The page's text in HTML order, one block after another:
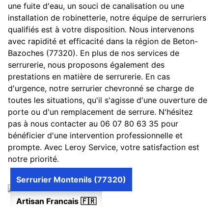
une fuite d'eau, un souci de canalisation ou une
installation de robinetterie, notre équipe de serruriers
qualifiés est à votre disposition. Nous intervenons
avec rapidité et efficacité dans la région de Beton-
Bazoches (77320). En plus de nos services de
serrurerie, nous proposons également des
prestations en matière de serrurerie. En cas
d'urgence, notre serrurier chevronné se charge de
toutes les situations, qu'il s'agisse d'une ouverture de
porte ou d'un remplacement de serrure. N'hésitez
pas à nous contacter au 06 07 80 63 35 pour
bénéficier d'une intervention professionnelle et
prompte. Avec Leroy Service, votre satisfaction est
notre priorité.
Artisan Francais 🇫🇷
Serrurier Montenils (77320)